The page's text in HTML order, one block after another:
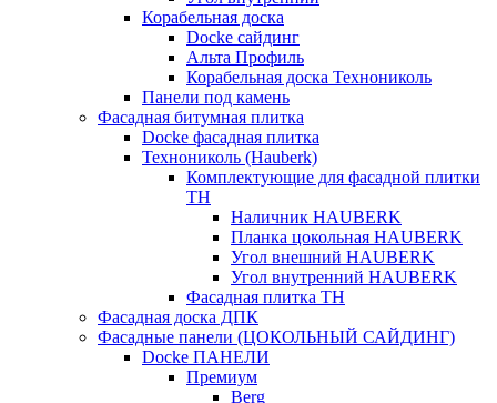
Корабельная доска
Docke сайдинг
Альта Профиль
Корабельная доска Технониколь
Панели под камень
Фасадная битумная плитка
Docke фасадная плитка
Технониколь (Hauberk)
Комплектующие для фасадной плитки
ТН
Наличник HAUBERK
Планка цокольная HAUBERK
Угол внешний HAUBERK
Угол внутренний HAUBERK
Фасадная плитка ТН
Фасадная доска ДПК
Фасадные панели (ЦОКОЛЬНЫЙ САЙДИНГ)
Docke ПАНЕЛИ
Премиум
Berg